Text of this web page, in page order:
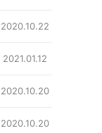
2020.10.22
2021.01.12
2020.10.20
2020.10.20